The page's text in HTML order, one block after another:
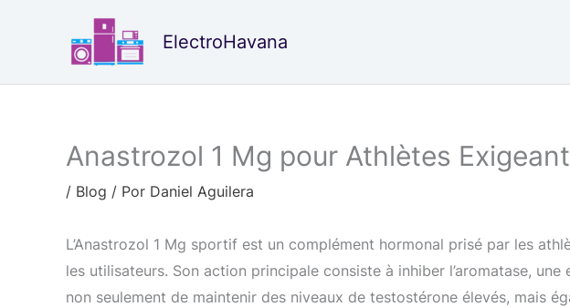
ElectroHavana
Anastrozol 1 Mg pour Athlètes
/ Blog / Por Daniel Aguilera
L’Anastrozol 1 Mg sportif est un complément hormonal prisé par les
les utilisateurs. Son action principale consiste à inhiber l’aromatase,
non seulement de maintenir des niveaux de testostérone élevés, mais